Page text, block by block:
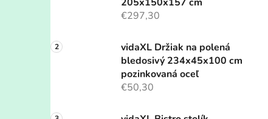
€297,30
vidaXL Držiak na polená
bledosivý 234x45x100 cm
pozinkovaná oceľ
€50,30